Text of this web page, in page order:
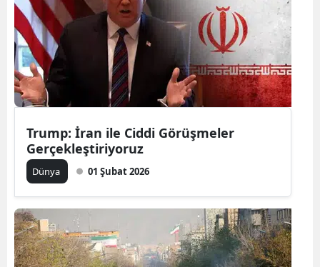
Trump: İran ile Ciddi Görüşmeler
Gerçekleştiriyoruz
Dünya 01 Şubat 2026